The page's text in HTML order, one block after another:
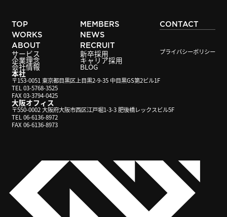
本社
〒153-0051 東京都目黒区上目黒2-9-35 中目黒GS第2ビル1F
TEL 03-5768-3525
FAX 03-3794-0425
大阪オフィス
〒550-0002 大阪府大阪市西区江戸堀1-3-3 肥後橋レックスビル5F
TEL 06-6136-8972
FAX 06-6136-8973
TOP
WORKS
ABOUT
サービス
企業理念
会社情報
MEMBERS
NEWS
RECRUIT
新卒採用
キャリア採用
BLOG
CONTACT
プライバシーポリシー